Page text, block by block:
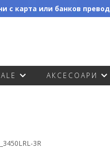
с карта или банков превод
АКСЕСОАРИ
3R